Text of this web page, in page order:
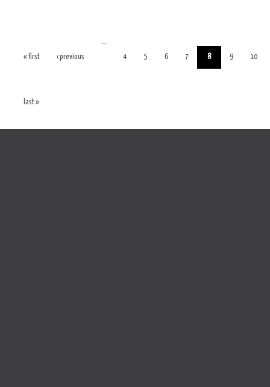
« first ‹ previous
…
4
5 6 7 8 9 10
last »